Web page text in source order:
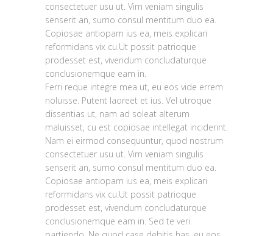
consectetuer usu ut. Vim veniam singulis
senserit an, sumo consul mentitum duo ea.
Copiosae antiopam ius ea, meis explicari
reformidans vix cu.Ut possit patrioque
prodesset est, vivendum concludaturque
conclusionemque eam in.
Ferri reque integre mea ut, eu eos vide errem
noluisse. Putent laoreet et ius. Vel utroque
dissentias ut, nam ad soleat alterum
maluisset, cu est copiosae intellegat inciderint.
Nam ei eirmod consequuntur, quod nostrum
consectetuer usu ut. Vim veniam singulis
senserit an, sumo consul mentitum duo ea.
Copiosae antiopam ius ea, meis explicari
reformidans vix cu.Ut possit patrioque
prodesset est, vivendum concludaturque
conclusionemque eam in. Sed te veri